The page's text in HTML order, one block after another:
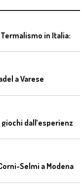
a Varese
Selmi a Modena